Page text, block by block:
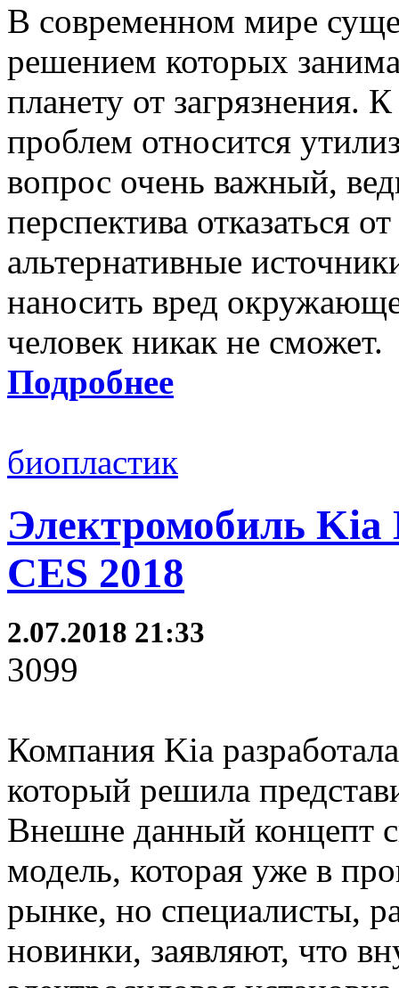
В современном мире
решением которых
планету от загрязнения.
проблем относится
вопрос очень важный,
перспектива отказаться
альтернативные
наносить вред
человек никак не сможет.
Подробнее
биопластик
Электромобиль Kia
CES 2018
2.07.2018 21:33
3099
Компания Kia
который решила
Внешне данный концепт
модель, которая уже в
рынке, но специалисты,
новинки, заявляют, что